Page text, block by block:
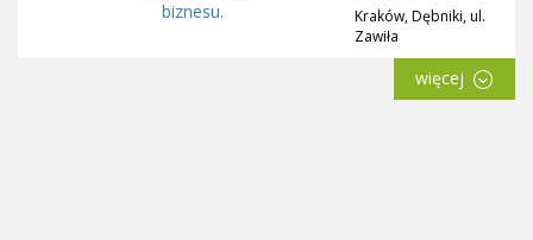
Kraków, Dębniki, ul.
Zawiła
więcej